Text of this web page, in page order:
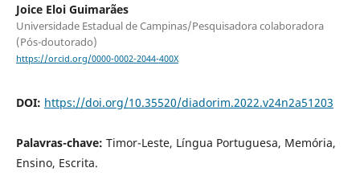
Joice Eloi Guimarães
Universidade Estadual de Campinas/Pesquisadora colaboradora
(Pós-doutorado)
https://orcid.org/0000-0002-2044-400X
DOI: https://doi.org/10.35520/diadorim.2022.v24n2a51203
Palavras-chave: Timor-Leste, Língua Portuguesa, Memória,
Ensino, Escrita.